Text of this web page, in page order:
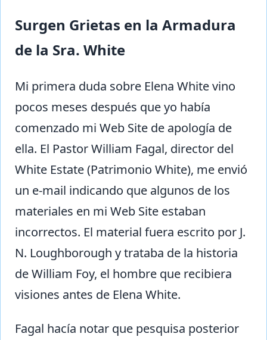
Surgen Grietas en la Armadura
de la Sra. White
Mi primera duda sobre Elena White vino
pocos meses después que yo había
comenzado mi Web Site de apología de
ella. El Pastor William Fagal, director del
White Estate (Patrimonio White), me envió
un e-mail indicando que algunos de los
materiales en mi Web Site estaban
incorrectos. El material fuera escrito por J.
N. Loughborough y trataba de la historia
de William Foy, el hombre que recibiera
visiones antes de Elena White.
Fagal hacía notar que pesquisa posterior